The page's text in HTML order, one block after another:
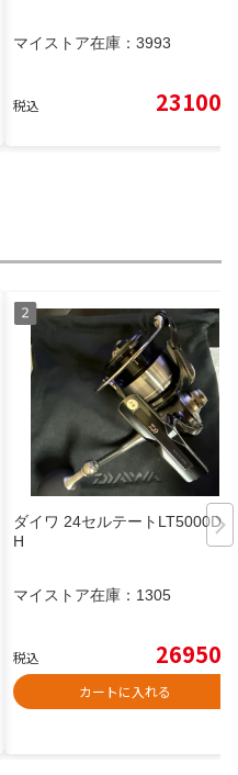
マイストア在庫： 3993
税込 23100
ダイワ 24セルテートLT5000D-X
H
マイストア在庫： 1305
税込 26950
カートに入れる